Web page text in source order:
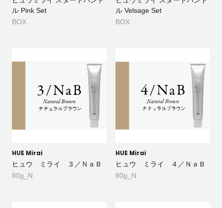
ル Pink Set
BOX
ル Velsage Set
BOX
HUE Mirai
ヒュウ ミライ ３／ＮａＢ
80g_N
HUE Mirai
ヒュウ ミライ ４／ＮａＢ
80g_N